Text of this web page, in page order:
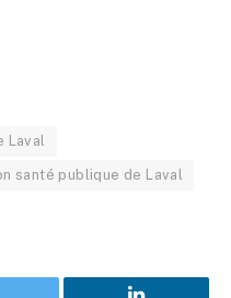
Laval
santé publique de Laval